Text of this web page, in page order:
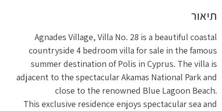
תיאור
Agnades Village, Villa No. 28 is a beautiful coastal
countryside 4 bedroom villa for sale in the famous
summer destination of Polis in Cyprus. The villa is
adjacent to the spectacular Akamas National Park and
close to the renowned Blue Lagoon Beach.
This exclusive residence enjoys spectacular sea and